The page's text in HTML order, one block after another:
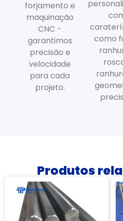
forjamento e
maquinação
CNC -
garantimos
precisão e
velocidade
para cada
projeto.
como
Produtos